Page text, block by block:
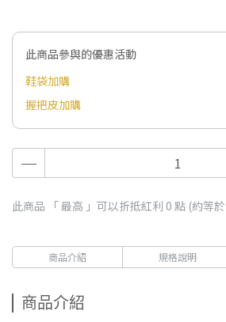
此商品參與的優惠活動
鞋袋加購
握把皮加購
此商品 「 最高 」可以折抵紅利 0 點 (約等於
商品介紹 規格說明
商品介紹